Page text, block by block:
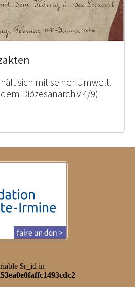
sich mit seiner Umwelt.
Diözesanarchiv 4/9)